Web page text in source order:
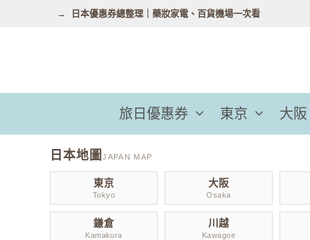
容
日本優惠券總整理｜藥妝家電、百貨機場一次看
旅日優惠券 東京 大阪
日本地圖JAPAN MAP
東京
Tokyo
大阪
Osaka
鎌倉
Kamakura
川越
Kawagoe